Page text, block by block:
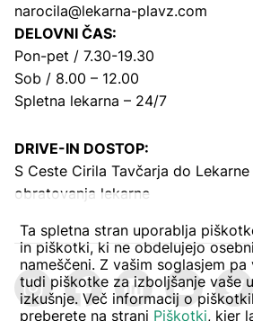
narocila@lekarna-plavz.com
DELOVNI ČAS:
Pon-pet / 7.30-19.30
Sob / 8.00 – 12.00
Spletna lekarna – 24/7
DRIVE-IN DOSTOP:
S Ceste Cirila Tavčarja do
obratovanja lekarne
Ta spletna stran uporablja
in piškotki, ki ne obdelujejo
nameščeni. Z vašim soglasjem
tudi piškotke za izboljšanje vaše
izkušnje. Več informacij o
preberete na strani Piškotki, kjer